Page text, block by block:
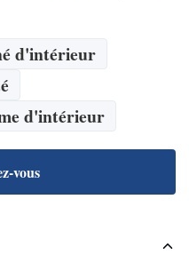
d'intérieur
d'intérieur
vous